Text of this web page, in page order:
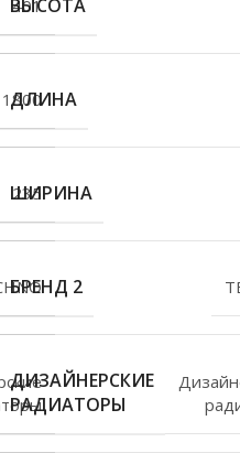
401
1800
235
ВЫСОТА
ДЛИНА
ШИРИНА
БРЕНД 2
ДИЗАЙНЕРСКИЕ
РАДИАТОРЫ